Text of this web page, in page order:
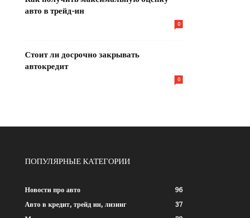
авто в трейд-ин
0
Стоит ли досрочно закрывать
автокредит
0
ПОПУЛЯРНЫЕ КАТЕГОРИИ
Новости про авто
96
Авто в кредит, трейд ин, лизинг
37